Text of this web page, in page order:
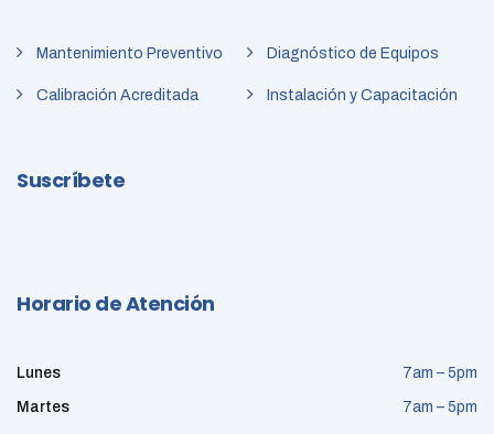
Mantenimiento Preventivo Diagnóstico de Equipos
Calibración Acreditada Instalación y Capacitación
Suscríbete
Horario de Atención
Lunes 7am – 5pm
Martes 7am – 5pm